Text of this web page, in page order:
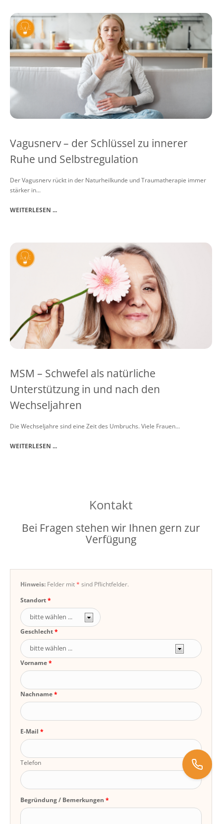
Vagusnerv – der Schlüssel zu innerer
Ruhe und Selbstregulation
Der Vagusnerv rückt in der Naturheilkunde und Traumatherapie immer
stärker in...
WEITERLESEN ...
MSM – Schwefel als natürliche
Unterstützung in und nach den
Wechseljahren
Die Wechseljahre sind eine Zeit des Umbruchs. Viele Frauen...
WEITERLESEN ...
Kontakt
Bei Fragen stehen wir Ihnen gern zur
Verfügung
Hinweis: Felder mit* sind Pflichtfelder.
Standort
Geschlecht
Vorname
Nachname
E-Mail
Telefon
Begründung / Bemerkungen
0171 5441200